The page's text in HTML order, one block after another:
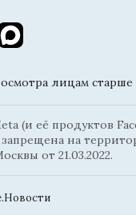
лицам старше
(и её продуктов
на
от 21.03.2022.